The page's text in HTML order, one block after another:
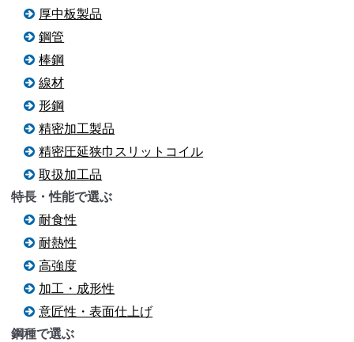
厚中板製品
鋼管
棒鋼
線材
形鋼
精密加工製品
精密圧延狭巾スリットコイル
取扱加工品
特長・性能で選ぶ
耐食性
耐熱性
高強度
加工・成形性
意匠性・表面仕上げ
鋼種で選ぶ